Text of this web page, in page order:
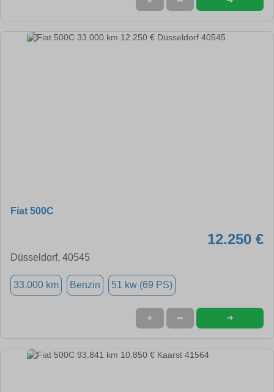
Fiat 500C
12.250 €
Düsseldorf, 40545
33.000 km Benzin 51 kw (69 PS)
★ ➦ ➜